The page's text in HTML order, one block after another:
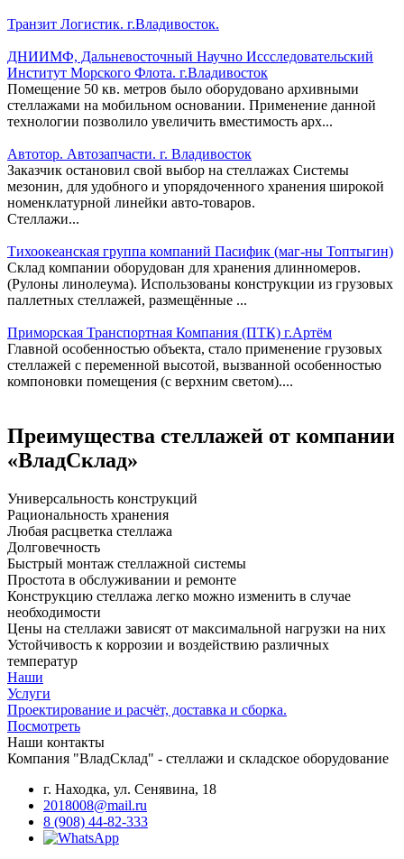
Транзит Логистик. г.Владивосток.
ДНИИМФ, Дальневосточный Научно Иссследовательский
Институт Морского Флота. г.Владивосток
Помещение 50 кв. метров было оборудовано архивными
стеллажами на мобильном основании. Применение данной
технологии позволило увеличить вместимость арх...
Автотор. Автозапчасти. г. Владивосток
Заказчик остановил свой выбор на стеллажах Системы
мезонин, для удобного и упорядоченного хранения широкой
номенклатурной линейки авто-товаров.
Стеллажи...
Тихоокеанская группа компаний Пасифик (маг-ны Топтыгин)
Склад компании оборудован для хранения длинномеров.
(Рулоны линолеума). Использованы конструкции из грузовых
паллетных стеллажей, размещённые ...
Приморская Транспортная Компания (ПТК) г.Артём
Главной особенностью объекта, стало применение грузовых
стеллажей с переменной высотой, вызванной особенностью
компоновки помещения (с верхним светом)....
Преимущества стеллажей от компании
«ВладСклад»
Универсальность конструкций
Рациональность хранения
Любая расцветка стеллажа
Долговечность
Быстрый монтаж стеллажной системы
Простота в обслуживании и ремонте
Конструкцию стеллажа легко можно изменить в случае
необходимости
Цены на стеллажи зависят от максимальной нагрузки на них
Устойчивость к коррозии и воздействию различных
температур
Наши
Услуги
Проектирование и расчёт, доставка и сборка.
Посмотреть
Наши контакты
Компания "ВладСклад" - стеллажи и складское оборудование
г. Находка, ул. Сенявина, 18
2018008@mail.ru
8 (908) 44-82-333